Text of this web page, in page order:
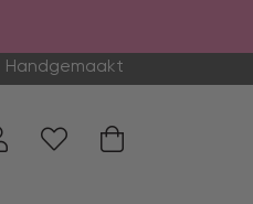
Handgemaakt